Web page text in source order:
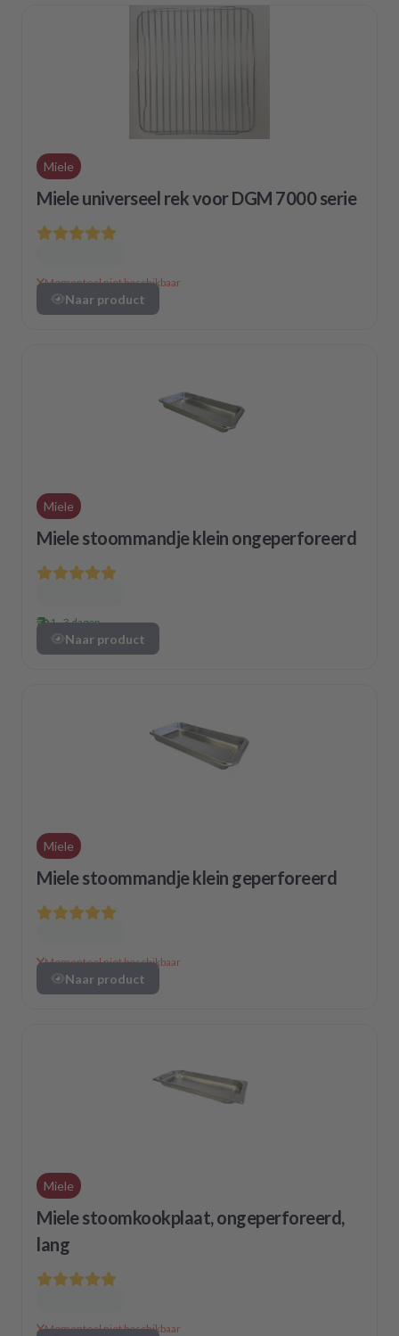
Miele
Miele universeel rek voor DGM 7000 serie
Momenteel niet beschikbaar
Naar product
Miele
Miele stoommandje klein ongeperforeerd
1 - 3 dagen
Naar product
Miele
Miele stoommandje klein geperforeerd
Momenteel niet beschikbaar
Naar product
Miele
Miele stoomkookplaat, ongeperforeerd,
lang
Momenteel niet beschikbaar